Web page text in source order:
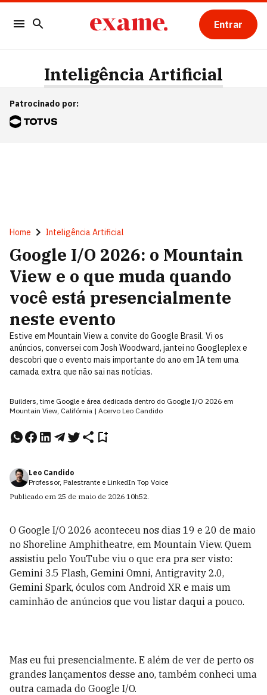
Entrar
Inteligência Artificial
Patrocinado por:
Home Inteligência Artificial
Google I/O 2026: o Mountain
View e o que muda quando
você está presencialmente
neste evento
Estive em Mountain View a convite do Google Brasil. Vi os
anúncios, conversei com Josh Woodward, jantei no Googleplex e
descobri que o evento mais importante do ano em IA tem uma
camada extra que não sai nas notícias.
Builders, time Google e área dedicada dentro do Google I/O 2026 em
Mountain View, Califórnia | Acervo Leo Candido
Leo Candido
Professor, Palestrante e LinkedIn Top Voice
Publicado em 25 de maio de 2026 10h52.
O Google I/O 2026 aconteceu nos dias 19 e 20 de maio
no Shoreline Amphitheatre, em Mountain View. Quem
assistiu pelo YouTube viu o que era pra ser visto:
Gemini 3.5 Flash, Gemini Omni, Antigravity 2.0,
Gemini Spark, óculos com Android XR e mais um
caminhão de anúncios que vou listar daqui a pouco.
Mas eu fui presencialmente. E além de ver de perto os
grandes lançamentos desse ano, também conheci uma
outra camada do Google I/O.